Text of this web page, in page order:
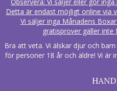
Detta är endast möjligt online via
Vi säljer inga Månadens
gratisprover gäller inte
Bra att veta. Vi älskar djur och
för personer 18 år och äldre! Vi är